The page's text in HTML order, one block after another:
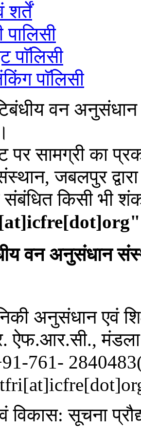
शर्तें
पालिसी
पाॅलिसी
पाॅलिसी
वन
पर सामग्री का
जबलपुर
किसी भी
वन अनुसंधान
अनुसंधान एवं
ऐफ.आर.सी., मंडला
761-
विकास: सूचना